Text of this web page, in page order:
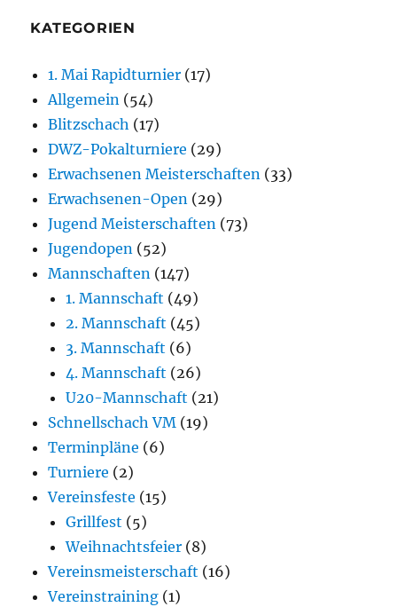
KATEGORIEN
1. Mai Rapidturnier (17)
Allgemein (54)
Blitzschach (17)
DWZ-Pokalturniere (29)
Erwachsenen Meisterschaften (33)
Erwachsenen-Open (29)
Jugend Meisterschaften (73)
Jugendopen (52)
Mannschaften (147)
1. Mannschaft (49)
2. Mannschaft (45)
3. Mannschaft (6)
4. Mannschaft (26)
U20-Mannschaft (21)
Schnellschach VM (19)
Terminpläne (6)
Turniere (2)
Vereinsfeste (15)
Grillfest (5)
Weihnachtsfeier (8)
Vereinsmeisterschaft (16)
Vereinstraining (1)